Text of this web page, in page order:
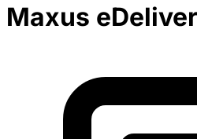
Maxus